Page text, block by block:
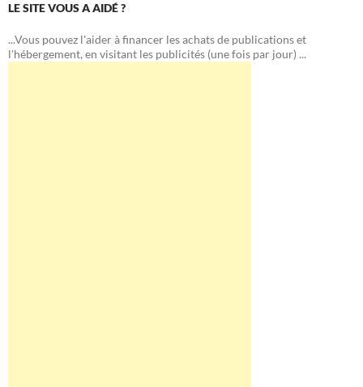
LE SITE VOUS A AIDÉ ?
...Vous pouvez l'aider à financer les achats de publications et
l'hébergement, en visitant les publicités (une fois par jour) ...